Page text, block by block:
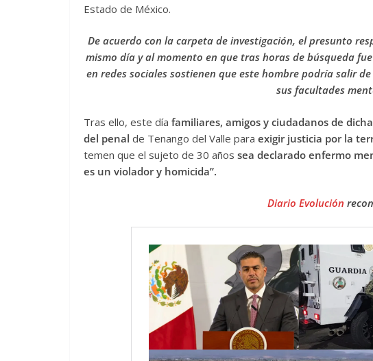
Estado de México.
De acuerdo con la carpeta de investigación, el presunto
mismo día y al momento en que tras horas de búsqueda
en redes sociales sostienen que este hombre podría salir
sus facultades
Tras ello, este día familiares, amigos y ciudadanos de
del penal de Tenango del Valle para exigir justicia por la
temen que el sujeto de 30 años sea declarado enfermo
es un violador y homicida”.
Diario Evolución